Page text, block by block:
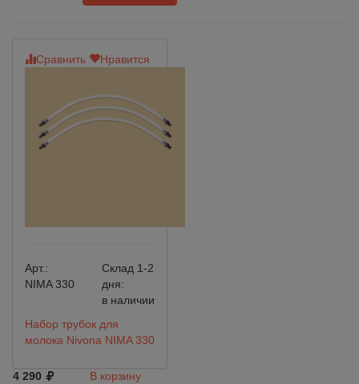
Сравнить Нравится
Арт.:
NIMA 330
Склад 1-2
дня:
в наличии
Набор трубок для
молока Nivona NIMA 330
4 290
В корзину